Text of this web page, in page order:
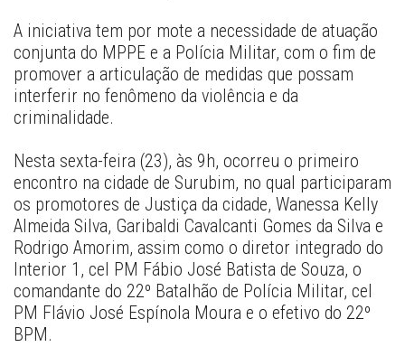
A iniciativa tem por mote a necessidade de atuação
conjunta do MPPE e a Polícia Militar, com o fim de
promover a articulação de medidas que possam
interferir no fenômeno da violência e da
criminalidade.
Nesta sexta-feira (23), às 9h, ocorreu o primeiro
encontro na cidade de Surubim, no qual participaram
os promotores de Justiça da cidade, Wanessa Kelly
Almeida Silva, Garibaldi Cavalcanti Gomes da Silva e
Rodrigo Amorim, assim como o diretor integrado do
Interior 1, cel PM Fábio José Batista de Souza, o
comandante do 22º Batalhão de Polícia Militar, cel
PM Flávio José Espínola Moura e o efetivo do 22º
BPM.